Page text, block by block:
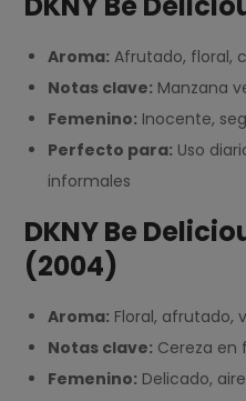
Aroma: Afrutado, floral,
Notas clave: Manzana
Femenino: Inocente,
Perfecto para: Uso
informales
DKNY Be
(2004)
Aroma: Floral, afrutado,
Notas clave: Cereza en
Femenino: Delicado,